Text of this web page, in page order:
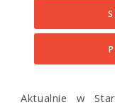
Aktualnie w